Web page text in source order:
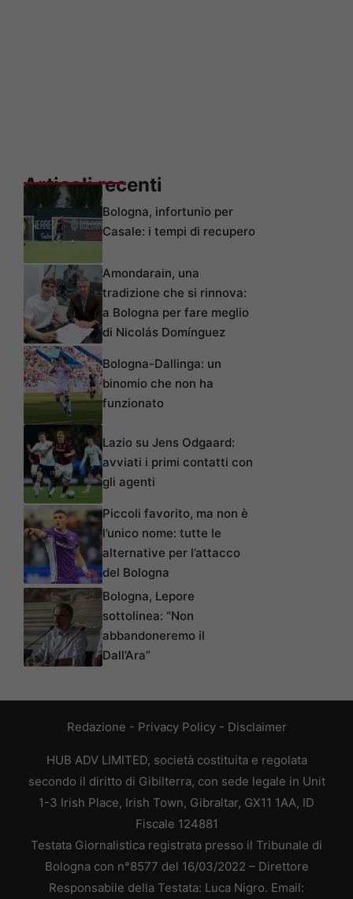
Articoli recenti
Bologna, infortunio per
Casale: i tempi di recupero
Amondarain, una
tradizione che si rinnova:
a Bologna per fare meglio
di Nicolás Domínguez
Bologna-Dallinga: un
binomio che non ha
funzionato
Lazio su Jens Odgaard:
avviati i primi contatti con
gli agenti
Piccoli favorito, ma non è
l’unico nome: tutte le
alternative per l’attacco
del Bologna
Bologna, Lepore
sottolinea: “Non
abbandoneremo il
Dall’Ara”
Redazione - Privacy Policy- Disclaimer
HUB ADV LIMITED, società costituita e regolata
secondo il diritto di Gibilterra, con sede legale in Unit
1-3 Irish Place, Irish Town, Gibraltar, GX11 1AA, ID
Fiscale 124881
Testata Giornalistica registrata presso il Tribunale di
Bologna con n°8577 del 16/03/2022 – Direttore
Responsabile della Testata: Luca Nigro. Email: